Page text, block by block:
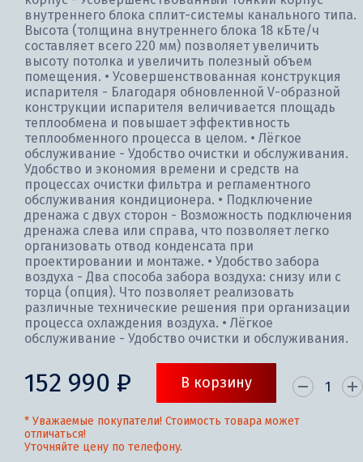
внутреннего блока сплит-системы канального типа.
Высота (толщина внутреннего блока 18 кБте/ч
составляет всего 220 мм) позволяет увеличить
высоту потолка и увеличить полезный объем
помещения. • Усовершенствованная конструкция
испарителя - Благодаря обновленной V-образной
конструкции испарителя величивается площадь
теплообмена и повышает эффективность
теплообменного процесса в целом. • Лёгкое
обслуживание - Удобство очистки и обслуживания.
Удобство и экономия времени и средств на
процессах очистки фильтра и регламентного
обслуживания кондиционера. • Подключение
дренажа с двух сторон - Возможность подключения
дренажа слева или справа, что позволяет легко
организовать отвод конденсата при
проектировании и монтаже. • Удобство забора
воздуха - Два способа забора воздуха: снизу или с
торца (опция). Что позволяет реализовать
различные технические решения при организации
процесса охлаждения воздуха. • Лёгкое
обслуживание - Удобство очистки и обслуживания.
152 990 ₽ В корзину
* Уважаемые покупатели! Стоимость товара может
отличаться!
Уточняйте цену по телефону.